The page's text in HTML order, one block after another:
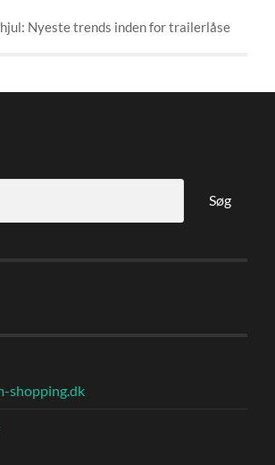
Nyeste trends inden for trailerlåse
Søg
shopping.dk